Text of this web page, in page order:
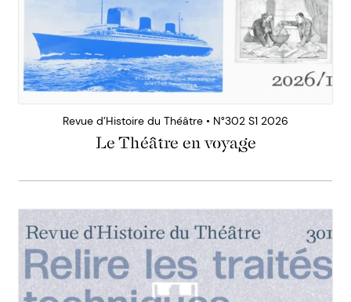
Revue d’Histoire du Théâtre • N°302 S1 2026
Le Théâtre en voyage